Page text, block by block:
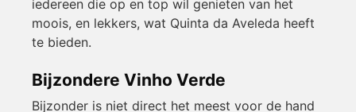
iedereen die op en top wil genieten van het
moois, en lekkers, wat Quinta da Aveleda heeft
te bieden.
Bijzondere Vinho Verde
Bijzonder is niet direct het meest voor de hand